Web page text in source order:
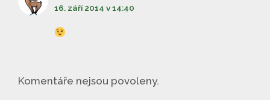
16. září 2014 v 14:40
Komentáře nejsou povoleny.